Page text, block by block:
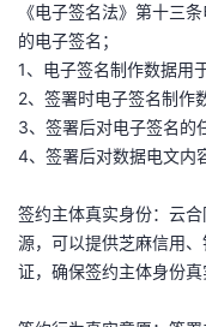
《电子签名法》第十三
的电子签名；
1、电子签名制作数据用
2、签署时电子签名制作
3、签署后对电子签名的
4、签署后对数据电文内
签约主体真实身份：云
源，可以提供芝麻信用
证，确保签约主体身份真